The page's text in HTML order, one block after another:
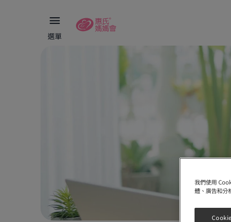
選單
我們使用
體、廣告和分